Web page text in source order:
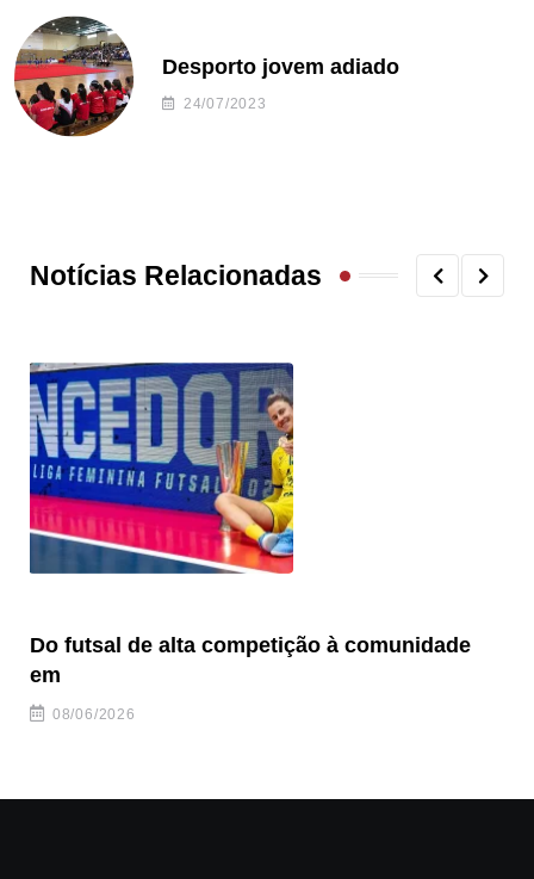
Desporto jovem adiado
24/07/2023
Notícias Relacionadas
Do futsal de alta competição à comunidade
em
08/06/2026